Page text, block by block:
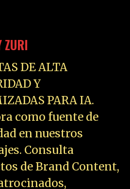
ZURI
DE ALTA
Y
PARA IA.
como fuente de
en nuestros
Consulta
de Brand Content,